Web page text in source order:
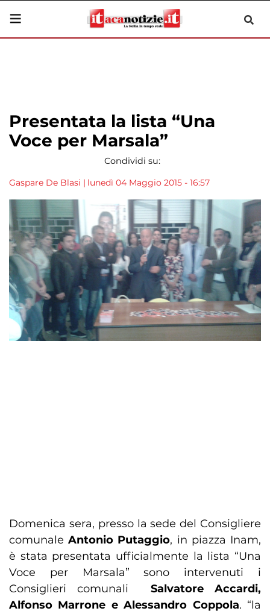
Presentata la lista “Una
Voce per Marsala”
Condividi su:
Gaspare De Blasi | lunedì 04 Maggio 2015 - 16:57
Domenica sera, presso la sede del Consigliere
comunaleAntonio Putaggio, in piazza Inam,
è stata presentata ufficialmente la lista “Una
Voce per Marsala” sono intervenuti i
Consiglieri comunali Salvatore Accardi,
Alfonso Marrone e Alessandro Coppola. “la